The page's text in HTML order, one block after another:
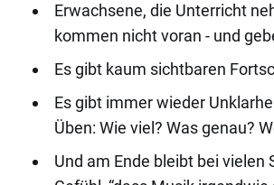
Erwachsene, die Unterricht
kommen nicht voran - und
Es gibt kaum sichtbaren
Es gibt immer wieder
Üben: Wie viel? Was genau?
Und am Ende bleibt bei vielen